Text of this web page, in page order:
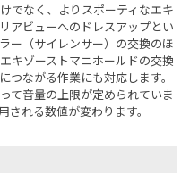
でなく、よりスポーティなエキ
アビューへのドレスアップとい
ー（サイレンサー）の交換のほ
キゾーストマニホールドの交換
つながる作業にも対応します。
て音量の上限が定められていま
れる数値が変わります。